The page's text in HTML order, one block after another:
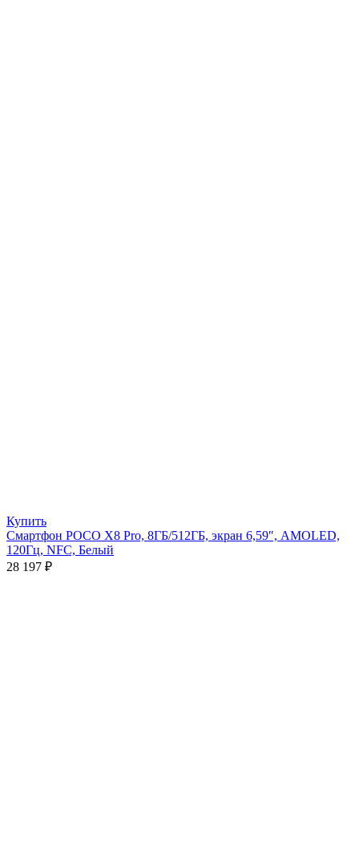
Купить
Смартфон POCO X8 Pro, 8ГБ/512ГБ, экран 6,59″, AMOLED,
120Гц, NFC, Белый
28 197 ₽